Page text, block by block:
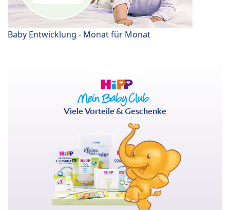
Baby Entwicklung - Monat für Monat
Viele Vorteile & Geschenke